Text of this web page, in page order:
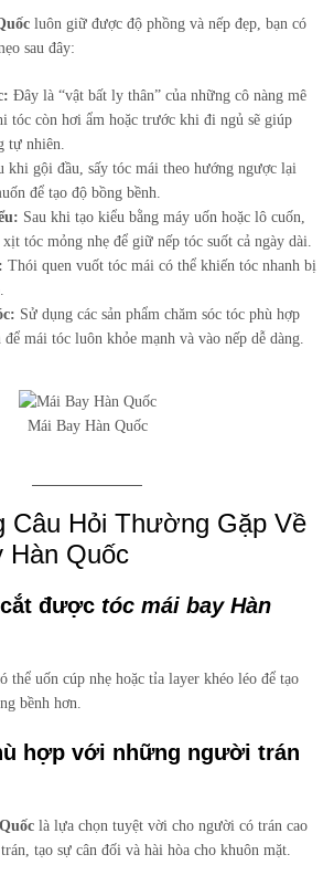
luôn giữ được độ phồng và nếp đẹp, bạn có
sau đây:
Đây là “vật bất ly thân” của những cô nàng mê
tóc còn hơi ẩm hoặc trước khi đi ngủ sẽ giúp
tự nhiên.
khi gội đầu, sấy tóc mái theo hướng ngược lại
để tạo độ bồng bềnh.
Sau khi tạo kiểu bằng máy uốn hoặc lô cuốn,
tóc mỏng nhẹ để giữ nếp tóc suốt cả ngày dài.
Thói quen vuốt tóc mái có thể khiến tóc nhanh bị
Sử dụng các sản phẩm chăm sóc tóc phù hợp
mái tóc luôn khỏe mạnh và vào nếp dễ dàng.
Mái Bay Hàn Quốc
Câu Hỏi Thường Gặp Về
Hàn Quốc
được tóc mái bay Hàn
thể uốn cúp nhẹ hoặc tỉa layer khéo léo để tạo
bềnh hơn.
hợp với những người trán
là lựa chọn tuyệt vời cho người có trán cao
tạo sự cân đối và hài hòa cho khuôn mặt.